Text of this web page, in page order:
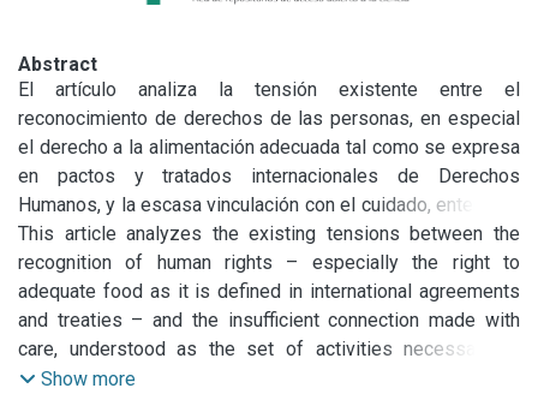
Abstract
El artículo analiza la tensión existente entre el
reconocimiento de derechos de las personas, en especial
el derecho a la alimentación adecuada tal como se expresa
en pactos y tratados internacionales de Derechos
Humanos, y la escasa vinculación con el cuidado, entendido
como el conjunto de actividades indispensables para
satisfacer las necesidades básicas de la existencia y
reproducción humana y social. Aplicando la metodología del
enfoque de derechos y de género, el artículo aborda, por
una parte, el alcance del derecho a la alimentación y el
impacto a nivel de institucionalidad pública y, por el otro, el
This article analyzes the existing tensions between the
recognition of human rights – especially the right to
adequate food as it is defined in international agreements
and treaties – and the insufficient connection made with
care, understood as the set of activities necessary to
satisfy the basic needs of existence and human and social
Show more